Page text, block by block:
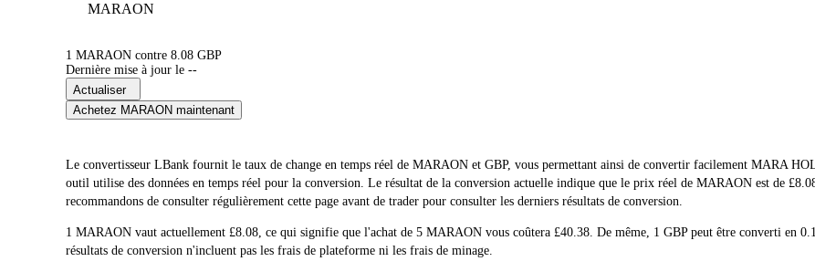
MARAON
1 MARAON contre 8.08 GBP
Dernière mise à jour le --
Actualiser
Achetez MARAON maintenant
Le convertisseur LBank fournit le taux de change en temps réel de MARAON et GBP, vous permettant ainsi de convertir facilement MARA
outil utilise des données en temps réel pour la conversion. Le résultat de la conversion actuelle indique que le prix réel de MARAON est de
recommandons de consulter régulièrement cette page avant de trader pour consulter les derniers résultats de conversion.
1 MARAON vaut actuellement £8.08, ce qui signifie que l'achat de 5 MARAON vous coûtera £40.38. De même, 1 GBP peut être converti en
résultats de conversion n'incluent pas les frais de plateforme ni les frais de minage.